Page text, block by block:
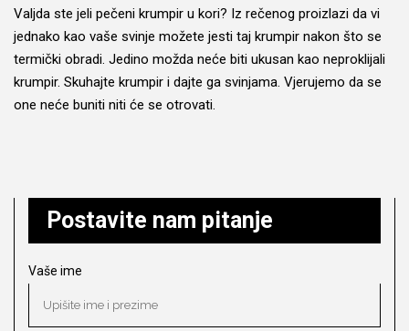
Valjda ste jeli pečeni krumpir u kori? Iz rečenog proizlazi da vi
jednako kao vaše svinje možete jesti taj krumpir nakon što se
termički obradi. Jedino možda neće biti ukusan kao neproklijali
krumpir. Skuhajte krumpir i dajte ga svinjama. Vjerujemo da se
one neće buniti niti će se otrovati.
Postavite nam pitanje
Vaše ime